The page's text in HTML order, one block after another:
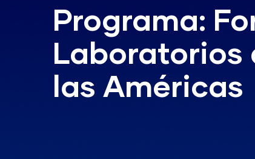
Programa:
Laboratorios
las Américas